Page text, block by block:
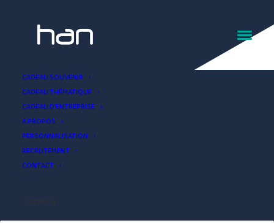
CADEAU SOUVENIR
CADEAU THÉMATIQUE
CADEAU D’ENTREPRISE
A PROPOS
PERSONNALISATION
RECRUTEMENT
CONTACT
Torchon Ile de ré